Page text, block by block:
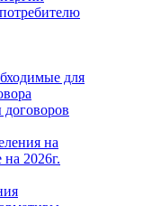
для
на
2026г.